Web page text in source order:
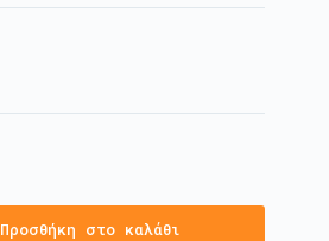
Προσθήκη στο καλάθι